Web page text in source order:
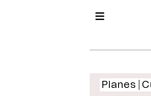
Planes